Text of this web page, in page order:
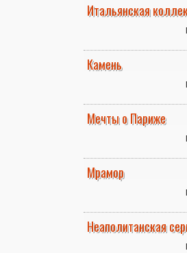
Итальянская
Камень
Мечты о Париже
Мрамор
Неаполитанская